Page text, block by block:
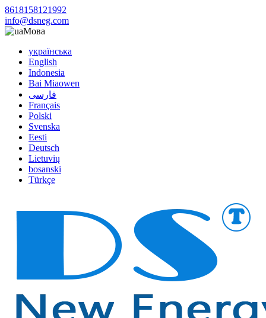
8618158121992
info@dsneg.com
Мова
українська
English
Indonesia
Bai Miaowen
فارسی
Français
Polski
Svenska
Eesti
Deutsch
Lietuvių
bosanski
Türkçe